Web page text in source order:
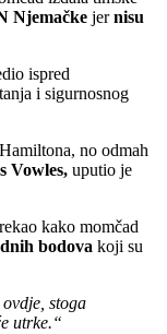
Njemačke jernisu
ispred
i sigurnosnog
no odmah
Vowles, uputio je
kako momčad
bodova koji su
stoga
utrke.“